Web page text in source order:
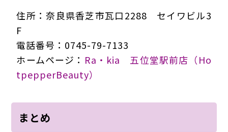
住所：奈良県香芝市瓦口2288 セイワビル3
F
電話番号：0745-79-7133
ホームページ： Ra・kia 五位堂駅前店（Ho
tpepperBeauty）
まとめ